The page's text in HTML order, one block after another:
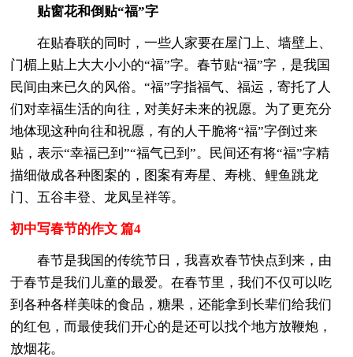
贴窗花和倒贴“福”字
在贴春联的同时，一些人家要在屋门上、墙壁上、
门楣上贴上大大小小的“福”字。春节贴“福”字，是我国
民间由来已久的风俗。“福”字指福气、福运，寄托了人
们对幸福生活的向往，对美好未来的祝愿。为了更充分
地体现这种向往和祝愿，有的人干脆将“福”字倒过来
贴，表示“幸福已到”“福气已到”。民间还有将“福”字精
描细做成各种图案的，图案有寿星、寿桃、鲤鱼跳龙
门、五谷丰登、龙凤呈祥等。
初中写春节的作文 篇4
春节是我国的传统节日，我喜欢春节快点到来，由
于春节是我们儿童的最爱。在春节里，我们不仅可以吃
到各种各样美味的食品，糖果，还能拿到长辈们给我们
的红包，而最使我们开心的是还可以找个地方放鞭炮，
放烟花。